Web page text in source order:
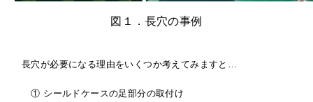
図１．長穴の事例
長穴が必要になる理由をいくつか考えてみますと…
① シールドケースの足部分の取付け